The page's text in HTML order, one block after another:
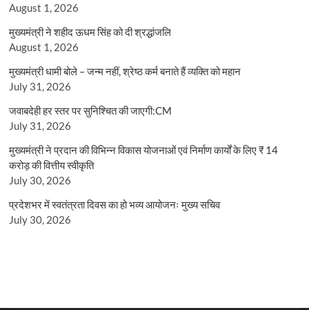
August 1, 2026
मुख्यमंत्री ने शहीद ऊधम सिंह को दी श्रद्धांजलि
August 1, 2026
मुख्यमंत्री धामी बोले – जन्म नहीं, श्रेष्ठ कर्म बनाते हैं व्यक्ति को महान
July 31, 2026
जवाबदेही हर स्तर पर सुनिश्चित की जाएगी:CM
July 31, 2026
मुख्यमंत्री ने प्रदान की विभिन्न विकास योजनाओं एवं निर्माण कार्यों के लिए ₹ 14
करोड़ की वित्तीय स्वीकृति
July 30, 2026
प्रदेशभर में स्वतंत्रता दिवस का हो भव्य आयोजनः मुख्य सचिव
July 30, 2026